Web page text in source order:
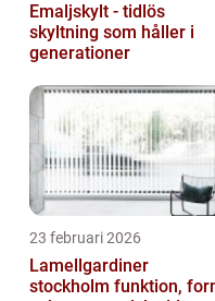
Emaljskylt - tidlös
skyltning som håller i
generationer
23 februari 2026
Lamellgardiner
stockholm funktion, form